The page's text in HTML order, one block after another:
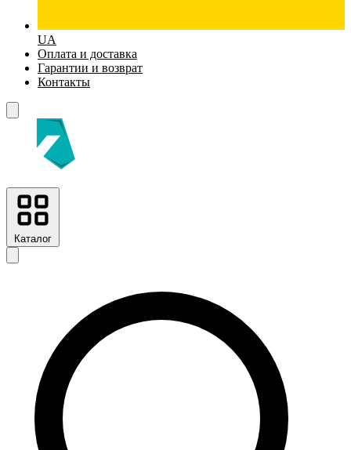
UA
Оплата и доставка
Гарантии и возврат
Контакты
Каталог